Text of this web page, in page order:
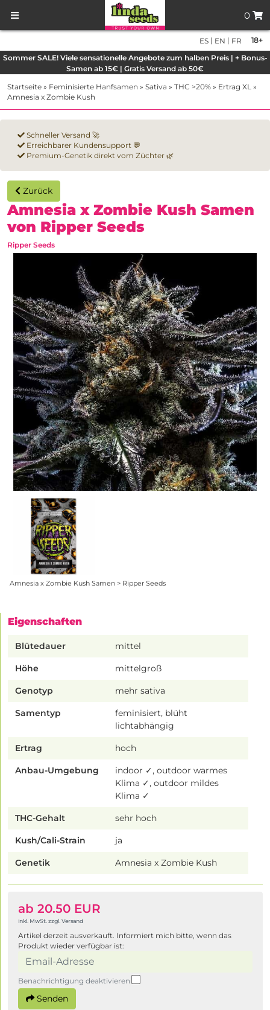
0
18+
ES | EN | FR
Sommer SALE! Viele sensationelle Angebote zum halben Preis | + Bonus-
Samen ab 15€ | Gratis Versand ab 50€
Startseite » Feminisierte Hanfsamen » Sativa » THC >20% » Ertrag XL »
Amnesia x Zombie Kush
Schneller Versand 🚀
Erreichbarer Kundensupport 💬
Premium-Genetik direkt vom Züchter 🌿
Zurück
Amnesia x Zombie Kush Samen
von Ripper Seeds
Ripper Seeds
Amnesia x Zombie Kush Samen > Ripper Seeds
Eigenschaften
Blütedauer mittel
Höhe mittelgroß
Genotyp mehr sativa
Samentyp
feminisiert, blüht
lichtabhängig
Ertrag hoch
Anbau-Umgebung
indoor ✓, outdoor warmes
Klima ✓, outdoor mildes
Klima ✓
THC-Gehalt sehr hoch
Kush/Cali-Strain ja
Genetik Amnesia x Zombie Kush
ab 20.50 EUR
inkl. MwSt. zzgl. Versand
Artikel derzeit ausverkauft. Informiert mich bitte, wenn das
Produkt wieder verfügbar ist:
Benachrichtigung deaktivieren
Senden